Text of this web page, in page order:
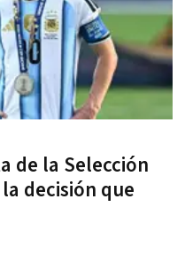
de la Selección
decisión que